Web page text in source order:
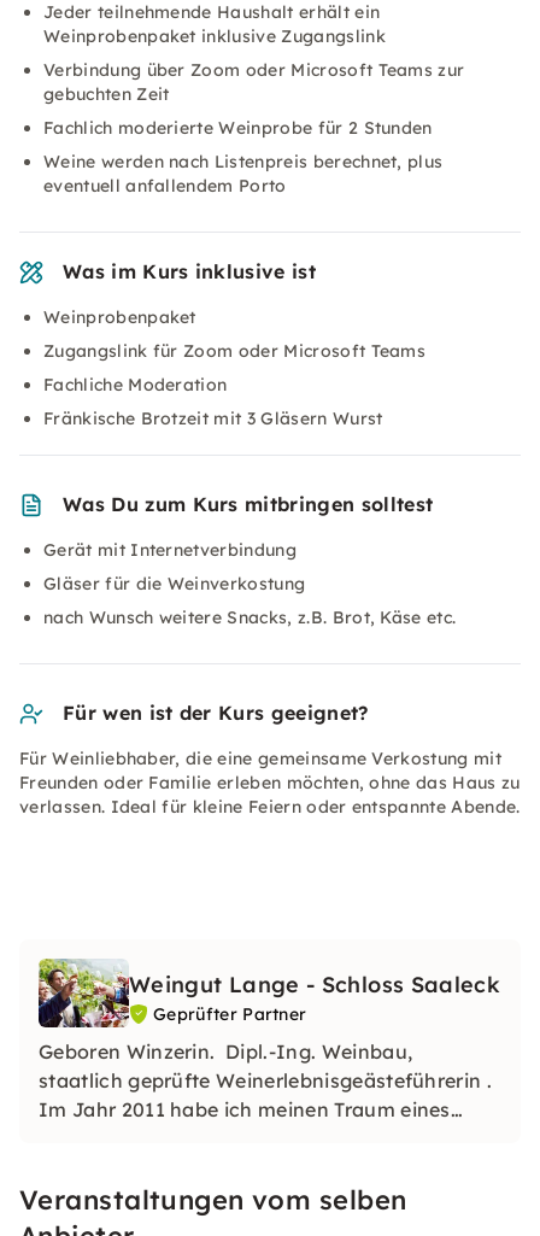
Jeder teilnehmende Haushalt erhält ein
Weinprobenpaket inklusive Zugangslink
Verbindung über Zoom oder Microsoft Teams zur
gebuchten Zeit
Fachlich moderierte Weinprobe für 2 Stunden
Weine werden nach Listenpreis berechnet, plus
eventuell anfallendem Porto
Was im Kurs inklusive ist
Weinprobenpaket
Zugangslink für Zoom oder Microsoft Teams
Fachliche Moderation
Fränkische Brotzeit mit 3 Gläsern Wurst
Was Du zum Kurs mitbringen solltest
Gerät mit Internetverbindung
Gläser für die Weinverkostung
nach Wunsch weitere Snacks, z.B. Brot, Käse etc.
Für wen ist der Kurs geeignet?
Für Weinliebhaber, die eine gemeinsame Verkostung mit
Freunden oder Familie erleben möchten, ohne das Haus zu
verlassen. Ideal für kleine Feiern oder entspannte Abende.
Weingut Lange - Schloss Saaleck
Geprüfter Partner
Geboren Winzerin. Dipl.-Ing. Weinbau,
staatlich geprüfte Weinerlebnisgeästeführerin .
Im Jahr 2011 habe ich meinen Traum eines
Bioweinberge und Weinkeller.
Veranstaltungen vom selben